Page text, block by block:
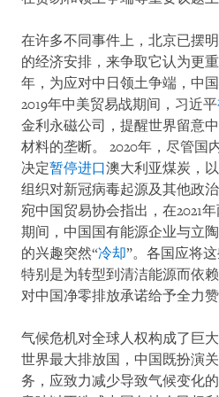
在许多不同事件上，北京已摆
的经济安排，来争取它认为更
年，为应对中日领土争端，中
2019年中美贸易战期间，习近平
金利永磁公司，提醒世界留意
材料的垄断。 2020年，尽管国
决定暂停进口澳大利亚煤炭，
组织对新冠病毒起源及其他政
宛中国贸易协会指出，在2021
期间，中国国有能源企业与立
的兴趣突然“冷却”。各国应将
特别是为转型到清洁能源而依
对中国净零排放承诺给予全力赞
气候危机对全球人权构成了巨
世界最大排放国，中国既扮演
务，应致力减少导致气候变化